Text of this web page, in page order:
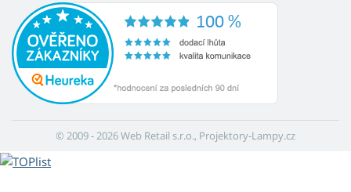
© 2009 - 2026 Web Retail s.r.o., Projektory-Lampy.cz